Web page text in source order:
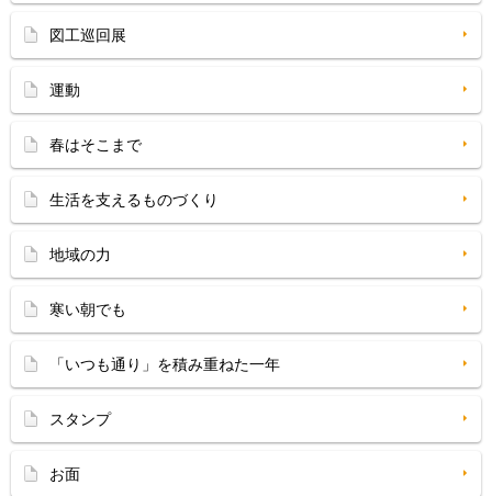
図工巡回展
運動
春はそこまで
生活を支えるものづくり
地域の力
寒い朝でも
「いつも通り」を積み重ねた一年
スタンプ
お面